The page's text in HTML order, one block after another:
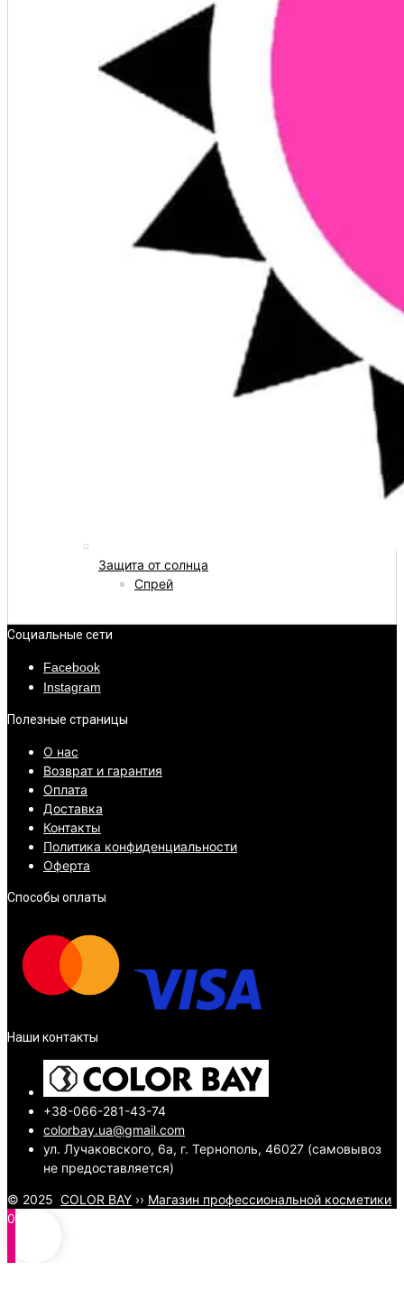
Защита от солнца
Спрей
Социальные сети
Facebook
Instagram
Полезные страницы
О нас
Возврат и гарантия
Оплата
Доставка
Контакты
Политика конфиденциальности
Оферта
Способы оплаты
Наши контакты
+38-066-281-43-74
colorbay.ua@gmail.com
ул. Лучаковского, 6а, г. Тернополь, 46027 (самовывоз
не предоставляется)
© 2025 COLOR BAY ›› Магазин профессиональной косметики
0